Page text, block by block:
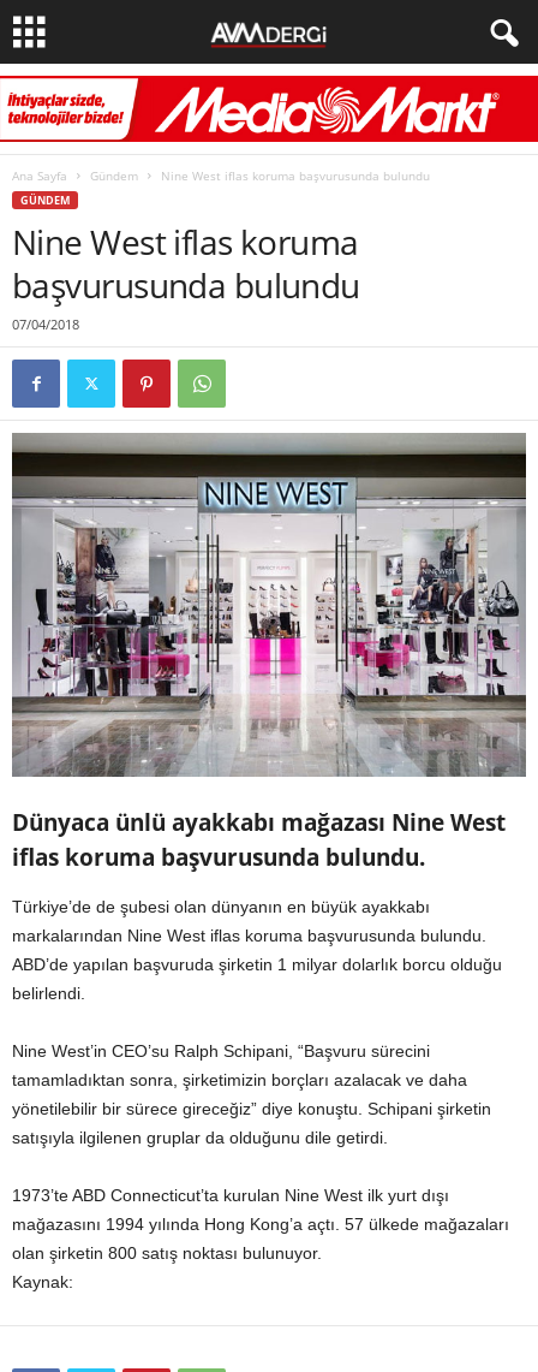
Ana Sayfa Gündem Nine West iflas koruma başvurusunda bulundu
GÜNDEM
Nine West iflas koruma
başvurusunda bulundu
07/04/2018
Dünyaca ünlü ayakkabı mağazası Nine West
iflas koruma başvurusunda bulundu.
Türkiye’de de şubesi olan dünyanın en büyük ayakkabı
markalarından Nine West iflas koruma başvurusunda bulundu.
ABD’de yapılan başvuruda şirketin 1 milyar dolarlık borcu olduğu
belirlendi.
Nine West’in CEO’su Ralph Schipani, “Başvuru sürecini
tamamladıktan sonra, şirketimizin borçları azalacak ve daha
yönetilebilir bir sürece gireceğiz” diye konuştu. Schipani şirketin
satışıyla ilgilenen gruplar da olduğunu dile getirdi.
1973’te ABD Connecticut’ta kurulan Nine West ilk yurt dışı
mağazasını 1994 yılında Hong Kong’a açtı. 57 ülkede mağazaları
olan şirketin 800 satış noktası bulunuyor.
Kaynak: